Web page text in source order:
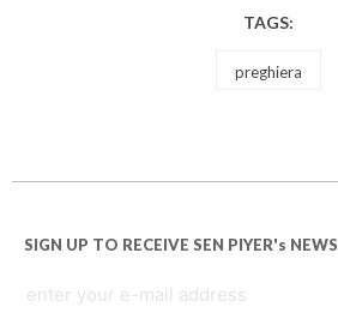
TAGS:
preghiera
SIGN UP TO RECEIVE SEN PIYER's NEWS